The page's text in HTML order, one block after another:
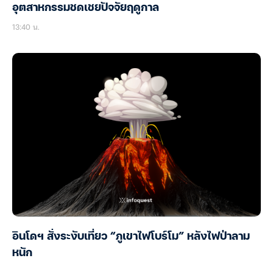
อุตสาหกรรมชดเชยปัจจัยฤดูกาล
13:40 น.
อินโดฯ สั่งระงับเที่ยว “ภูเขาไฟโบร์โม” หลังไฟป่าลาม
หนัก